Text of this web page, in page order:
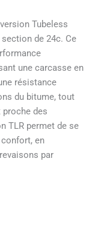
Tubeless
de 24c. Ce
une carcasse en
résistance
du bitume, tout
des
TLR permet de se
en
par